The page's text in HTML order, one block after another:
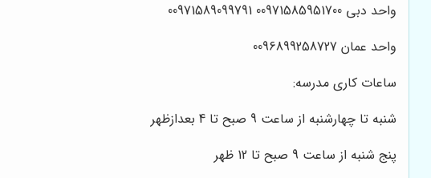
واحد دبی 00971585951700 00971589099791
واحد عمان 0096899258727
ساعات کاری مدرسه:
شنبه تا چهارشنبه از ساعت 9 صبح تا 4 بعدازظهر
پنج شنبه از ساعت 9 صبح تا 12 ظهر